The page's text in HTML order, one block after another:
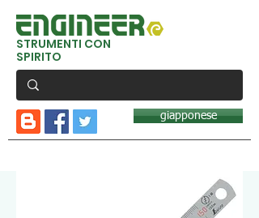
STRUMENTI CON
SPIRITO
giapponese